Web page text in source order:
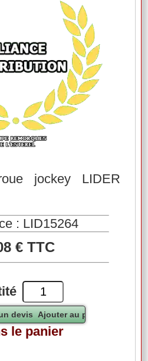
jockey LIDER
: LID15264
€ TTC
le panier